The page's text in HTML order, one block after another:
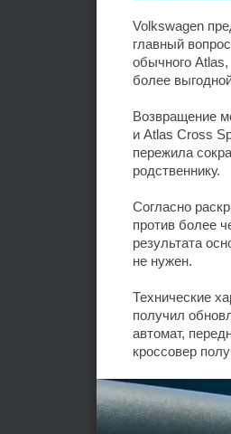
Volkswagen
главный
обычного
более
Возвращение
и Atlas Cross
пережила
родственнику.
Согласно
против более
результата
не нужен.
Технические
получил
автомат,
кроссовер